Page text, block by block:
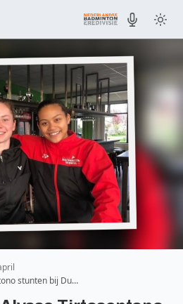
stunten bij Du…